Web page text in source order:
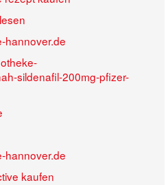
hannover.de
sildenafil-200mg-pfizer-
hannover.de
kaufen